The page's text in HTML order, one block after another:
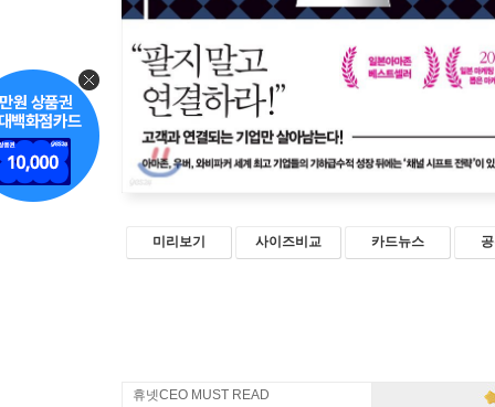
미리보기 사이즈비교 카드뉴스
휴넷CEO MUST READ